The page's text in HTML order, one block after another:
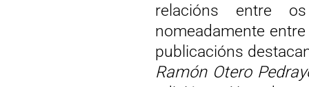
relacións entre
nomeadamente
publicacións
Ramón Otero